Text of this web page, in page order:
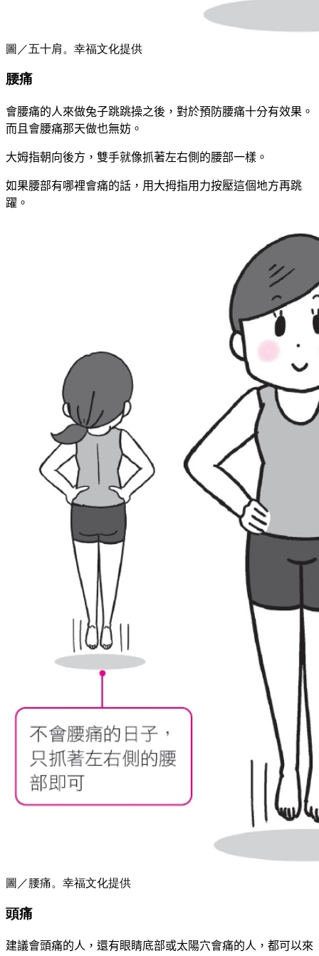
圖／五十肩。幸福文化提供
腰痛
會腰痛的人來做兔子跳跳操之後，對於預防腰痛十分有效果。
而且會腰痛那天做也無妨。
大姆指朝向後方，雙手就像抓著左右側的腰部一樣。
如果腰部有哪裡會痛的話，用大拇指用力按壓這個地方再跳
躍。
圖／腰痛。幸福文化提供
頭痛
建議會頭痛的人，還有眼睛底部或太陽穴會痛的人，都可以來